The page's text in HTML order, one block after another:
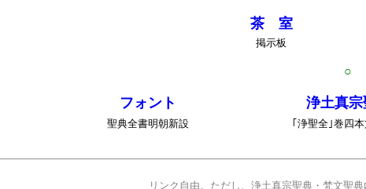
茶 室
掲示板
○
フォント 浄土真宗
聖典全書明朝新設 ｢浄聖全｣巻四
リンク自由。ただし、浄土真宗聖典・梵文聖